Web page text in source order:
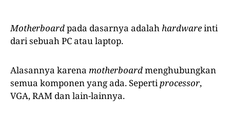
Motherboardpada dasarnya adalahhardwareinti
dari sebuah PC atau laptop.
Alasannya karena motherboardmenghubungkan
semua komponen yang ada. Sepertiprocessor,
VGA, RAM dan lain-lainnya.